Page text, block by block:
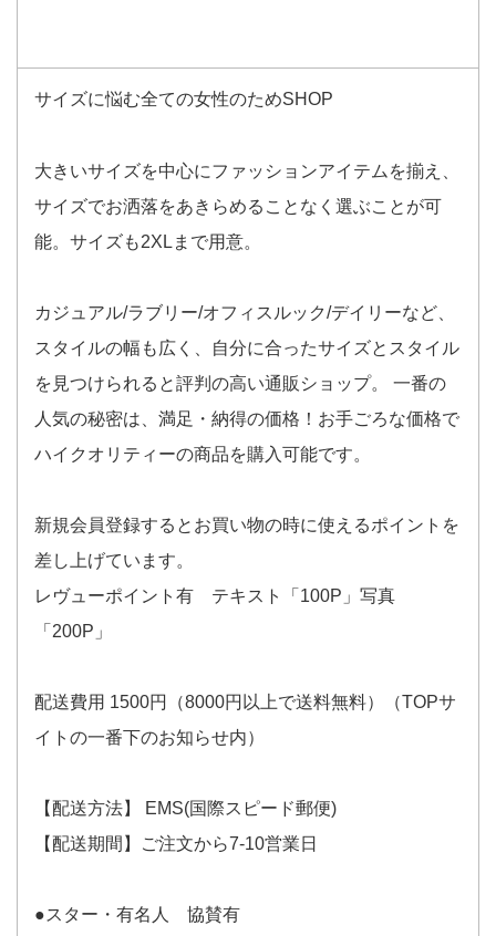
サイズに悩む全ての女性のためSHOP
大きいサイズを中心にファッションアイテムを揃え、
サイズでお洒落をあきらめることなく選ぶことが可
能。サイズも2XLまで用意。
カジュアル/ラブリー/オフィスルック/デイリーなど、
スタイルの幅も広く、自分に合ったサイズとスタイル
を見つけられると評判の高い通販ショップ。 一番の
人気の秘密は、満足・納得の価格！お手ごろな価格で
ハイクオリティーの商品を購入可能です。
新規会員登録するとお買い物の時に使えるポイントを
差し上げています。
レヴューポイント有 テキスト「100P」写真
「200P」
配送費用 1500円（8000円以上で送料無料）（TOPサ
イトの一番下のお知らせ内）
【配送方法】 EMS(国際スピード郵便)
【配送期間】ご注文から7-10営業日
●スター・有名人 協賛有